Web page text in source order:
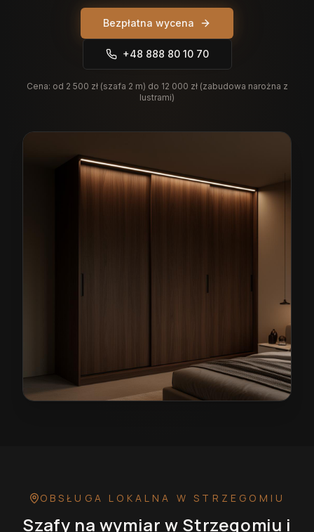
Bezpłatna wycena
+48 888 80 10 70
Cena: od 2 500 zł (szafa 2 m) do 12 000 zł (zabudowa narożna z
lustrami)
OBSŁUGA LOKALNA W STRZEGOMIU
Szafy na wymiar w Strzegomiu i